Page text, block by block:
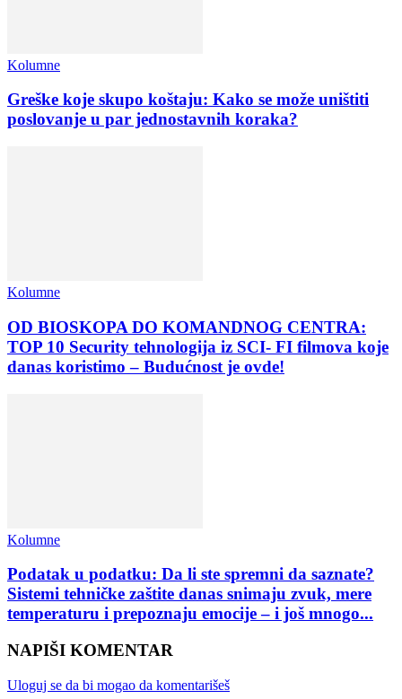
Kolumne
Greške koje skupo koštaju: Kako se može uništiti
poslovanje u par jednostavnih koraka?
Kolumne
OD BIOSKOPA DO KOMANDNOG CENTRA:
TOP 10 Security tehnologija iz SCI- FI filmova koje
danas koristimo – Budućnost je ovde!
Kolumne
Podatak u podatku: Da li ste spremni da saznate?
Sistemi tehničke zaštite danas snimaju zvuk, mere
temperaturu i prepoznaju emocije – i još mnogo...
NAPIŠI KOMENTAR
Uloguj se da bi mogao da komentarišeš